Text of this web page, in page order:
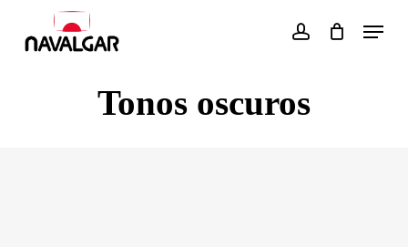
account
Menu
Tonos oscuros